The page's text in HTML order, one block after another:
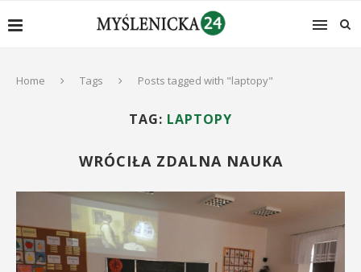
Home Tags Posts tagged with "laptopy"
TAG: LAPTOPY
WRÓCIŁA ZDALNA NAUKA